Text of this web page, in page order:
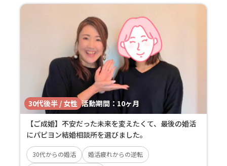
30代後半 / 女性 活動期間：10ヶ月
【ご成婚】不安だった未来を変えたくて、最後の婚活
にパピヨン結婚相談所を選びました。
30代からの婚活
婚活疲れからの逆転